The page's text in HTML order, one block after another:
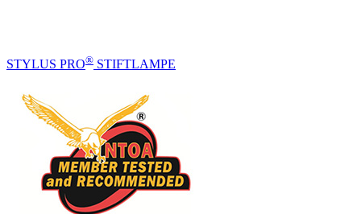
STYLUS PRO® STIFTLAMPE